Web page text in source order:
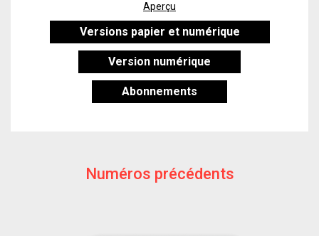
Aperçu
Versions papier et numérique
Version numérique
Abonnements
Numéros précédents